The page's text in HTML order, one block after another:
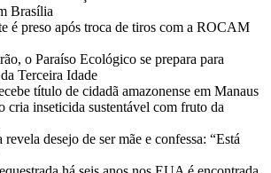
Brasília
é preso após troca de tiros com a ROCAM
o Paraíso Ecológico se prepara para
Terceira Idade
título de cidadã amazonense em Manaus
cria inseticida sustentável com fruto da
desejo de ser mãe e confessa: “Está